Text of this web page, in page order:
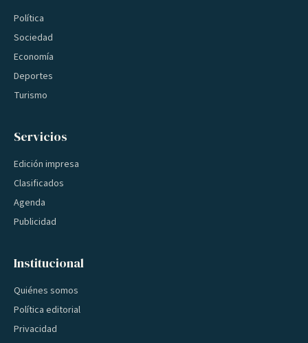
Política
Sociedad
Economía
Deportes
Turismo
Servicios
Edición impresa
Clasificados
Agenda
Publicidad
Institucional
Quiénes somos
Política editorial
Privacidad